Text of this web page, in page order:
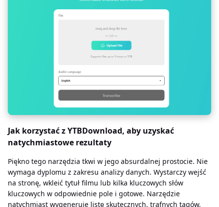
Jak korzystać z YTBDownload, aby uzyskać
natychmiastowe rezultaty
Piękno tego narzędzia tkwi w jego absurdalnej prostocie. Nie
wymaga dyplomu z zakresu analizy danych. Wystarczy wejść
na stronę, wkleić tytuł filmu lub kilka kluczowych słów
kluczowych w odpowiednie pole i gotowe. Narzędzie
natychmiast wygeneruje listę skutecznych, trafnych tagów.